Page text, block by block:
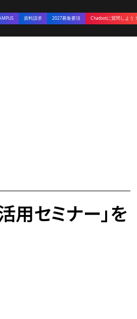
資料請求 2027募集要項 Chatbotに質問しよう！
用セミナー」を